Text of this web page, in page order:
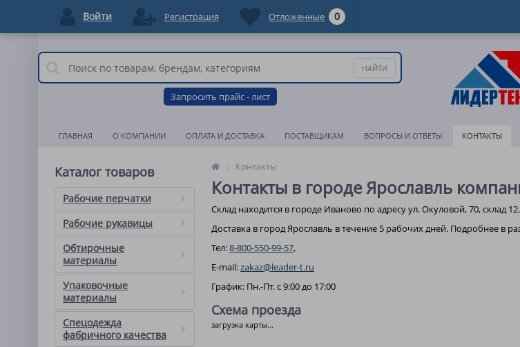
Запросить прайс - лист
ГЛАВНАЯ О КОМПАНИИ ОПЛАТА И ДОСТАВКА ПОСТАВЩИКАМ ВОПРОСЫ И ОТВЕТЫ КОНТАКТЫ
Каталог товаров
Рабочие перчатки
Рабочие рукавицы
Обтирочные
материалы
Упаковочные
материалы
Спецодежда
фабричного качества
Контакты
Контакты в городе Ярославль
Склад находится в городе Иваново по адресу ул. Окуловой, 70, склад 12.
Доставка в город Ярославль в течение 5 рабочих дней. Подробнее в
Тел:8-800-550-99-57,
E-mail:zakaz@leader-t.ru
График: Пн.-Пт. с 9:00 до 17:00
Схема проезда
загрузка карты...
Войти Регистрация Отложенные 0